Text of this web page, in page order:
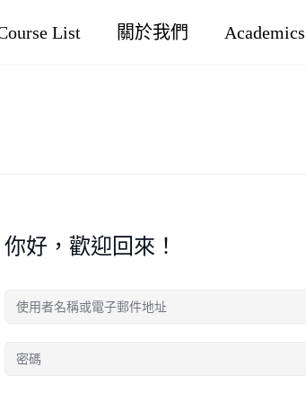
List 關於我們 Academics
你好，歡迎回來！